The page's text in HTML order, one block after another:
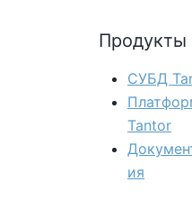
Продукты
СУБД
Tantor
ия